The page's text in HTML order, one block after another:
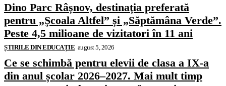
Dino Parc Râșnov, destinația preferată
pentru „Școala Altfel” și „Săptămâna Verde”.
Peste 4,5 milioane de vizitatori în 11 ani
ȘTIRILE DIN EDUCAȚIE august 5, 2026
Ce se schimbă pentru elevii de clasa a IX-a
din anul școlar 2026–2027. Mai mult timp